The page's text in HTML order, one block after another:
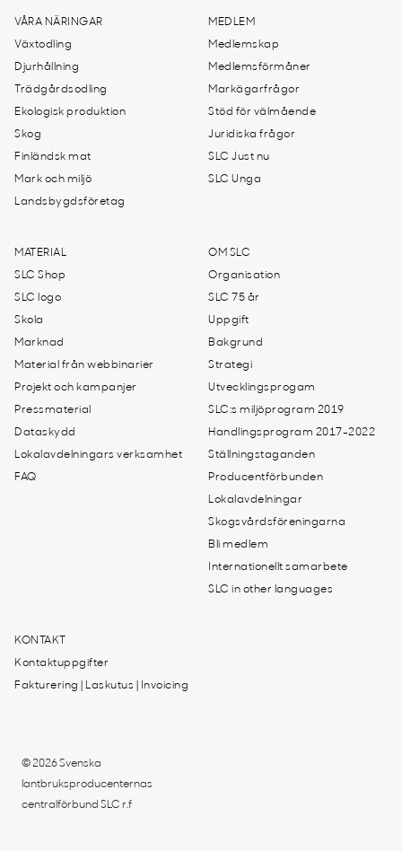
VÅRA NÄRINGAR
Växtodling
Djurhållning
Trädgårdsodling
Ekologisk produktion
Skog
Finländsk mat
Mark och miljö
Landsbygdsföretag
MEDLEM
Medlemskap
Medlemsförmåner
Markägarfrågor
Stöd för välmående
Juridiska frågor
SLC Just nu
SLC Unga
MATERIAL
SLC Shop
SLC logo
Skola
Marknad
Material från webbinarier
Projekt och kampanjer
Pressmaterial
Dataskydd
Lokalavdelningars verksamhet
FAQ
OM SLC
Organisation
SLC 75 år
Uppgift
Bakgrund
Strategi
Utvecklingsprogam
SLC:s miljöprogram 2019
Handlingsprogram 2017-2022
Ställningstaganden
Producentförbunden
Lokalavdelningar
Skogsvårdsföreningarna
Bli medlem
Internationellt samarbete
SLC in other languages
KONTAKT
Kontaktuppgifter
Fakturering | Laskutus | Invoicing
© 2026 Svenska
lantbruksproducenternas
centralförbund SLC r.f